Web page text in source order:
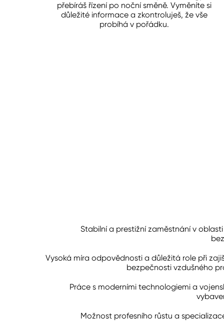
přebíráš řízení po noční směně. Vyměníte si
důležité informace a zkontroluješ, že vše
probíhá v pořádku.
Stabilní a prestižní zaměstnání v
Vysoká míra odpovědnosti a důležitá role při
bezpečnosti vzdušného
Práce s moderními technologiemi a
Možnost profesního růstu a